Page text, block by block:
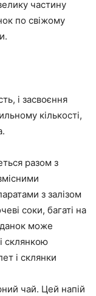
частину
по свіжому
і засвоєння
кількості,
разом з
з залізом
соки, багаті на
може
склянкою
і склянки
чай. Цей напій